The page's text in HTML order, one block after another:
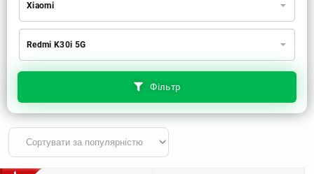
Фільтр
Xiaomi
Xiaomi
Apple
Huawei
Realme
TECNO
ZTE
OnePlus
Motorola
Redmi K30i 5G